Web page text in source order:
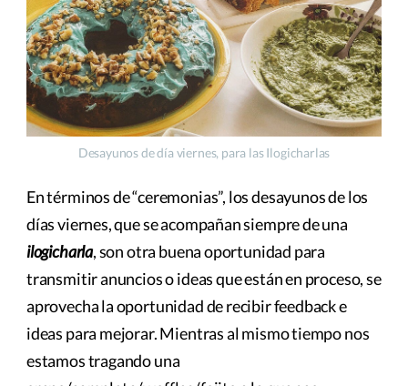
Desayunos de día viernes, para las Ilogicharlas
En términos de “ceremonias”, los desayunos de los
días viernes, que se acompañan siempre de una
ilogicharla, son otra buena oportunidad para
transmitir anuncios o ideas que están en proceso, se
aprovecha la oportunidad de recibir feedback e
ideas para mejorar. Mientras al mismo tiempo nos
estamos tragando una